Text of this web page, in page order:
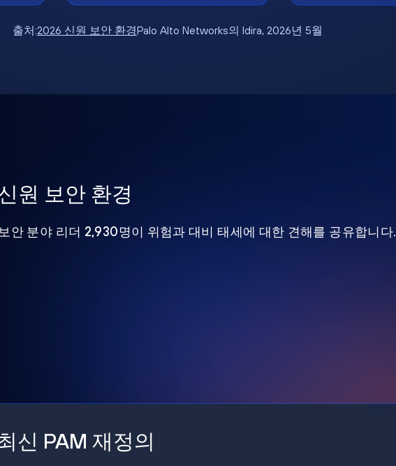
출처:2026 신원 보안 환경Palo Alto Networks의 Idira, 2026년 5월
원 보안 환경
안 분야 리더 2,930명이 위험과 대비 태세에 대한 견해를 공유합니다.
신 PAM 재정의